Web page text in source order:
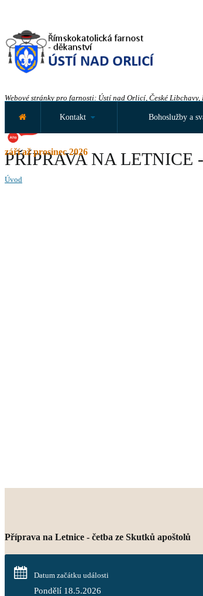
Webové stránky pro farnosti: Ústí nad Orlicí, České
září až prosinec 2026
Kontakt Bohoslužby a
PŘÍPRAVA NA LETNICE
Úvod
Příprava na Letnice - četba ze Skutků apoštolů
Datum začátku události
Pondělí 18.5.2026